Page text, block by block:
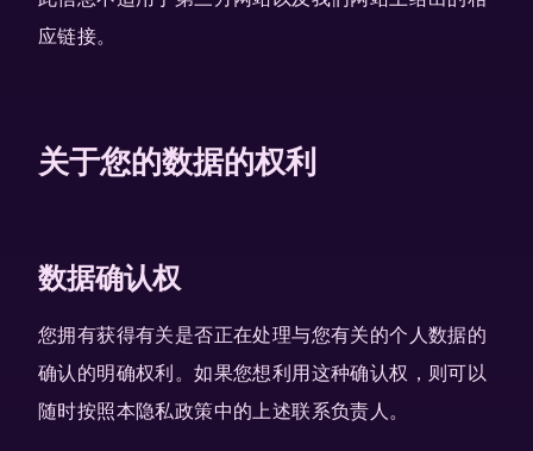
应链接。
关于您的数据的权利
数据确认权
您拥有获得有关是否正在处理与您有关的个人数据的
确认的明确权利。如果您想利用这种确认权，则可以
随时按照本隐私政策中的上述联系负责人。